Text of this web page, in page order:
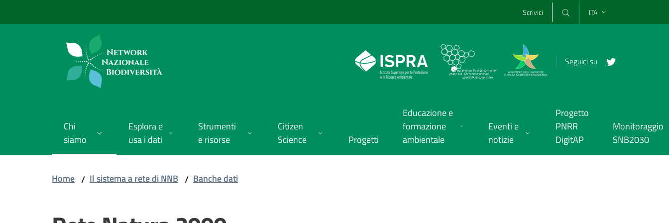
Scrivici ITA
Seguici su
Chi
siamo
Esplora e
usa i dati
Strumenti
e risorse
Citizen
Science
Progetti
Educazione e
formazione
ambientale
Eventi e
notizie
Progetto
PNRR
DigitAP
Monitoraggio
SNB2030
Home / Il sistema a rete di NNB / Banche dati